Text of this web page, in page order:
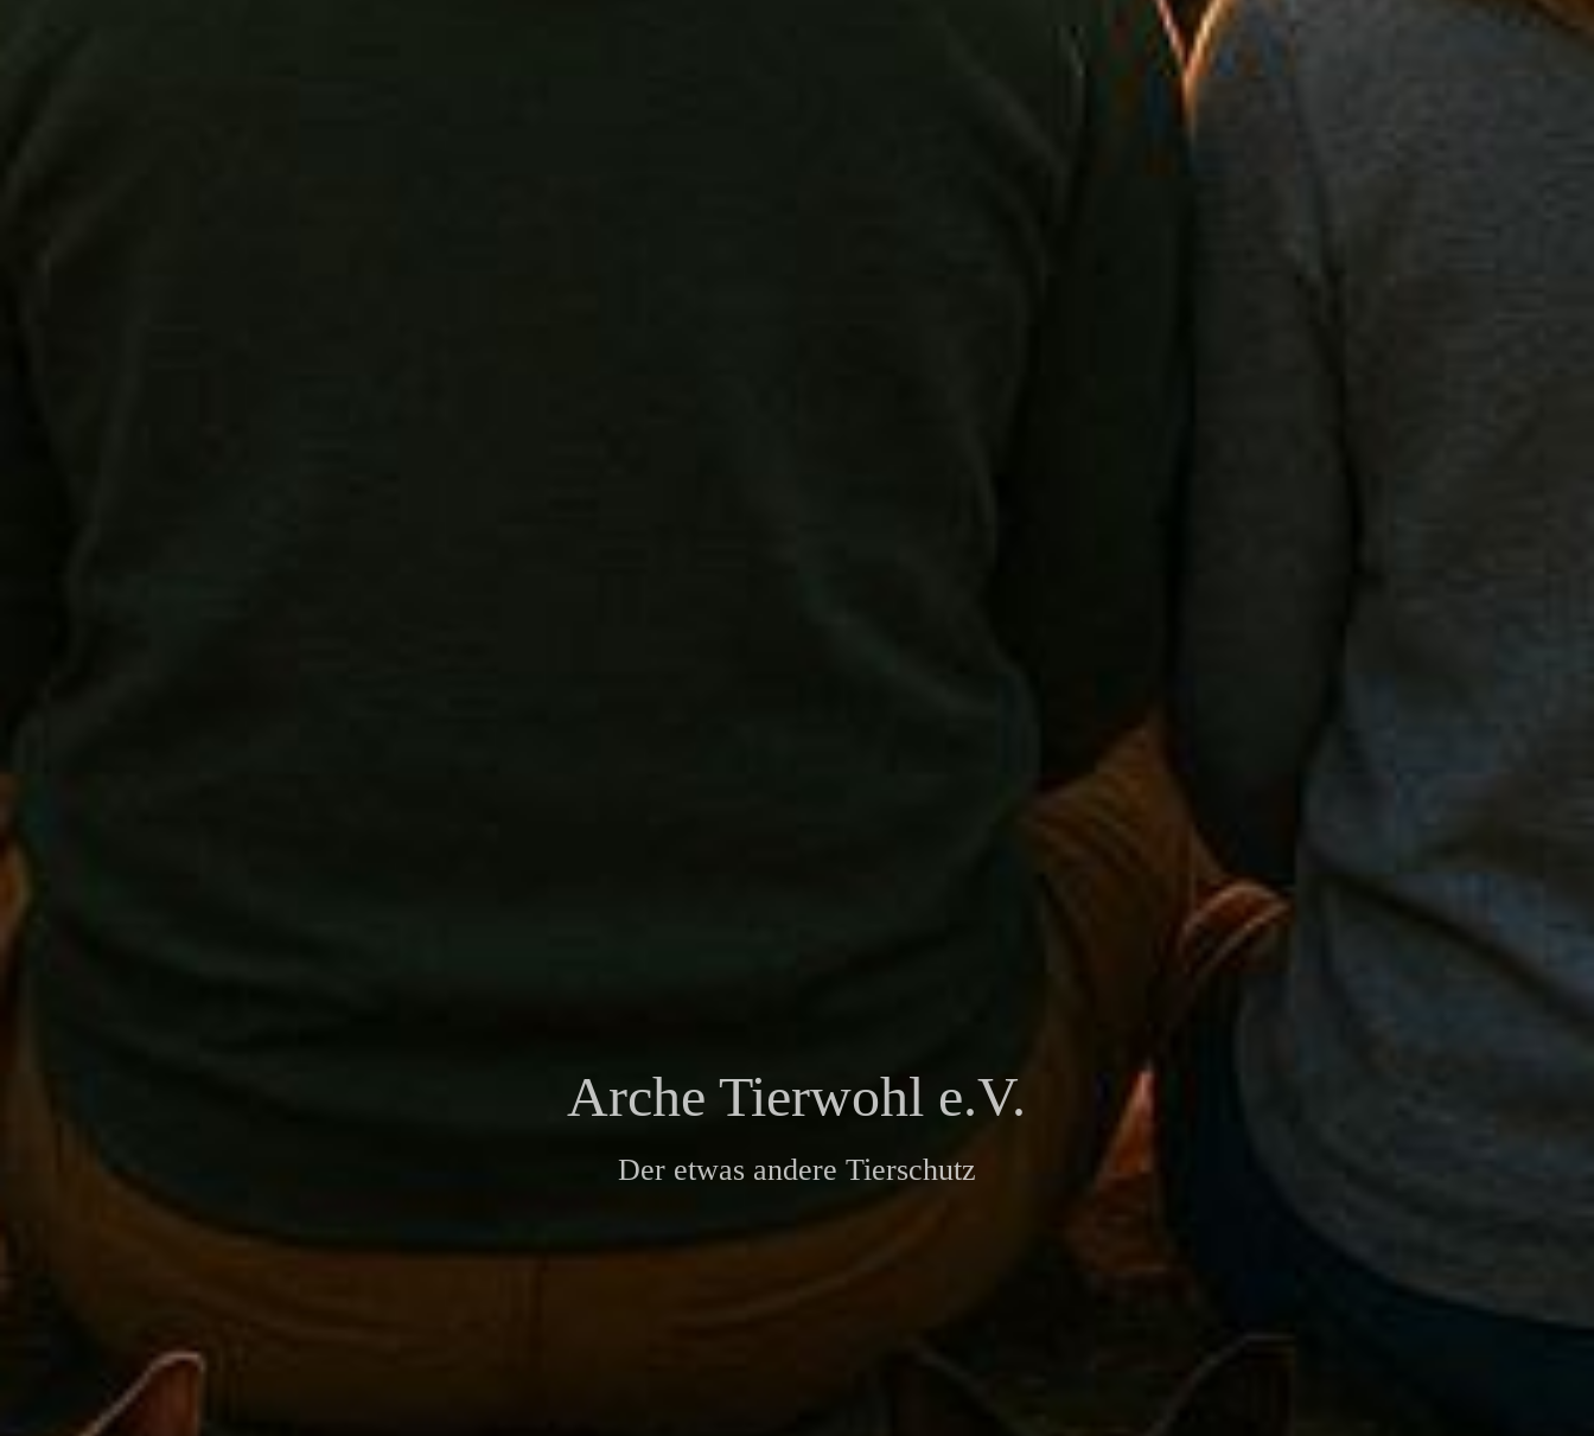
Arche Tierwohl e.V.
Der etwas andere Tierschutz